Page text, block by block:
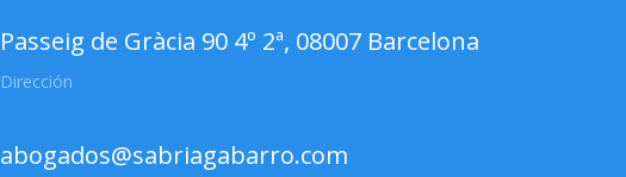
Passeig de Gràcia 90 4º 2ª, 08007 Barcelona
Dirección
abogados@sabriagabarro.com